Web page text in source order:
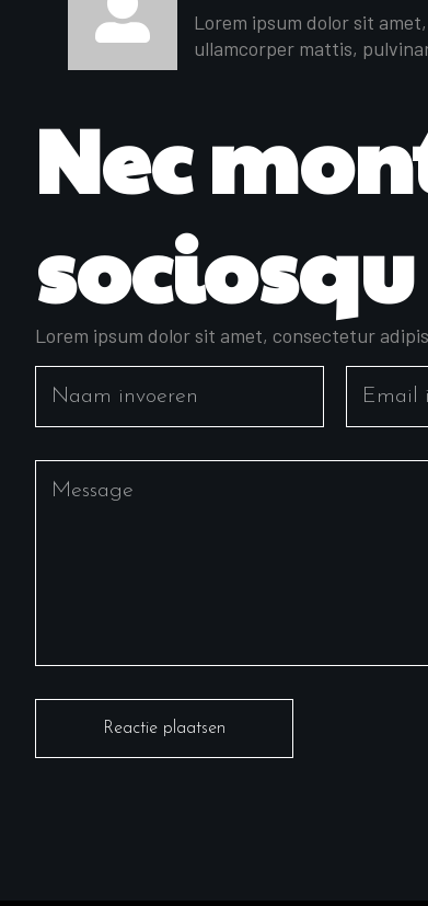
Lorem ipsum dolor sit
ullamcorper mattis,
Nec
sociosqu
Lorem ipsum dolor sit amet, consectetur
Reactie plaatsen